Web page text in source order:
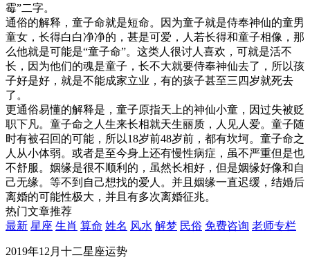
霉”二字。
通俗的解释，童子命就是短命。因为童子就是侍奉神仙的童男
童女，长得白白净净的，甚是可爱，人若长得和童子相像，那
么他就是可能是“童子命”。这类人很讨人喜欢，可就是活不
长，因为他们的魂是童子，长不大就要侍奉神仙去了，所以孩
子好是好，就是不能成家立业，有的孩子甚至三四岁就死去
了。
更通俗易懂的解释是，童子原指天上的神仙小童，因过失被贬
职下凡。童子命之人生来长相就天生丽质，人见人爱。童子随
时有被召回的可能，所以18岁前48岁前，都有坎坷。童子命之
人从小体弱。或者是至今身上还有慢性病症，虽不严重但是也
不舒服。姻缘是很不顺利的，虽然长相好，但是姻缘好像和自
己无缘。等不到自己想找的爱人。并且姻缘一直迟缓，结婚后
离婚的可能性极大，并且有多次离婚征兆。
热门文章推荐
最新 星座 生肖 算命 姓名 风水 解梦 民俗 免费咨询 老师专栏
2019年12月十二星座运势